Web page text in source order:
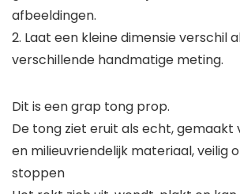
afbeeldingen.
2. Laat een kleine dimensie verschil
verschillende handmatige meting.
Dit is een grap tong prop.
De tong ziet eruit als echt,
en milieuvriendelijk materiaal, veilig
stoppen